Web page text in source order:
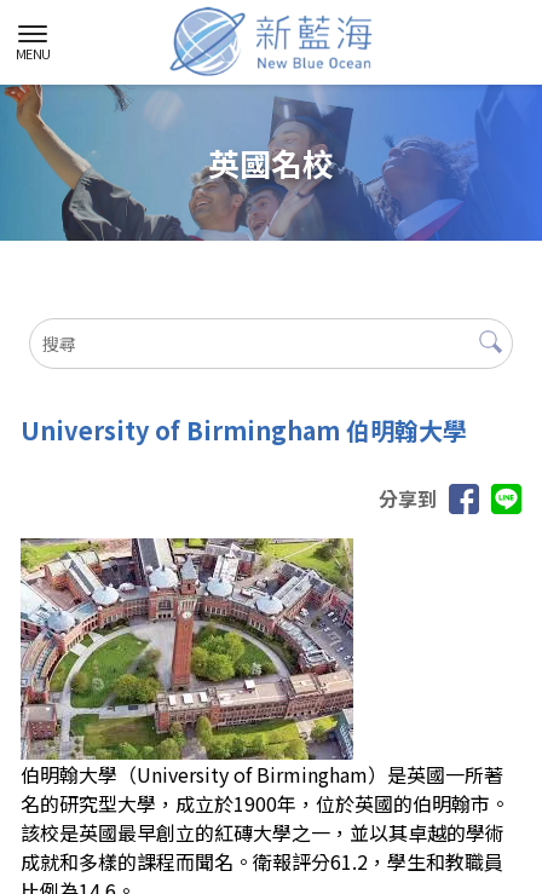
英國名校
University of Birmingham 伯明翰大學
分享到
伯明翰大學（University of Birmingham）是英國一所著
名的研究型大學，成立於1900年，位於英國的伯明翰市。
該校是英國最早創立的紅磚大學之一，並以其卓越的學術
成就和多樣的課程而聞名。衛報評分61.2，學生和教職員